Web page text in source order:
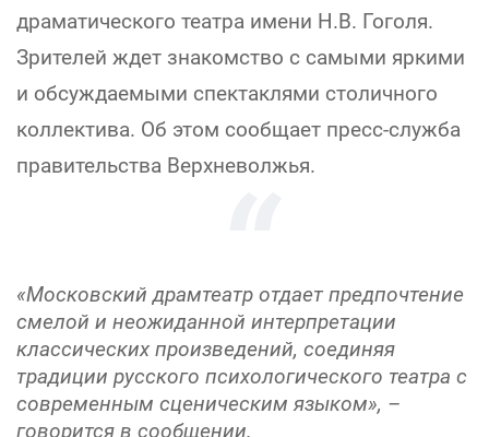
драматического театра имени Н.В. Гоголя.
Зрителей ждет знакомство с самыми яркими
и обсуждаемыми спектаклями столичного
коллектива. Об этом сообщает пресс-служба
правительства Верхневолжья.
«Московский драмтеатр отдает предпочтение
смелой и неожиданной интерпретации
классических произведений, соединяя
традиции русского психологического театра с
современным сценическим языком», –
говорится в сообщении.